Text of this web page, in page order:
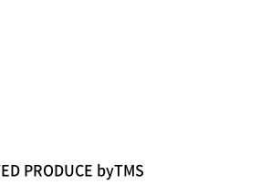
PRODUCE byTMS